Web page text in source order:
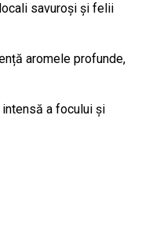
savuroși și felii
aromele profunde,
a focului și